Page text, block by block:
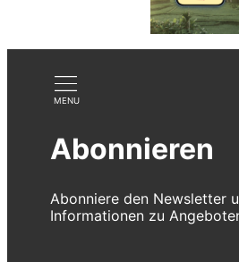
Abonnieren
Abonniere den Newsletter
Informationen zu